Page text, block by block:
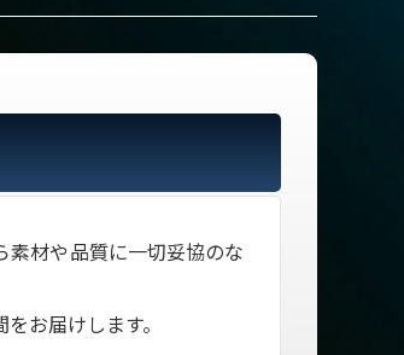
素材や品質に一切妥協のな
お届けします。